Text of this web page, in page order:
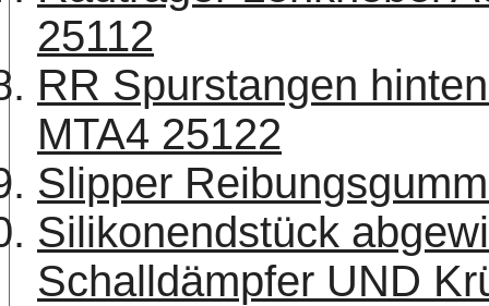
25112
RR Spurstangen
MTA4 25122
Slipper
Silikonendstück
Schalldämpfer UND